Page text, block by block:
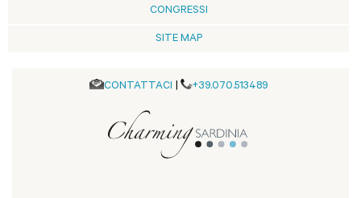
CONGRESSI
SITE MAP
CONTATTACI +39.070.513489